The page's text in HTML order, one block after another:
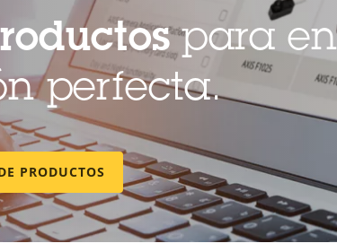
para
perfecta.
PRODUCTOS